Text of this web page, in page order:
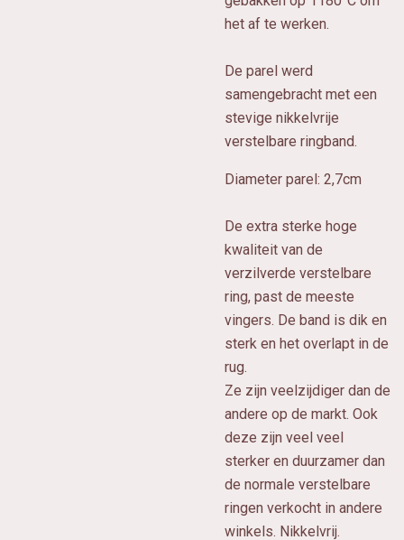
het af te werken.
De parel werd
samengebracht met een
stevige nikkelvrije
verstelbare ringband.
Diameter parel: 2,7cm
De extra sterke hoge
kwaliteit van de
verzilverde verstelbare
ring, past de meeste
vingers. De band is dik en
sterk en het overlapt in de
rug.
Ze zijn veelzijdiger dan de
andere op de markt. Ook
deze zijn veel veel
sterker en duurzamer dan
de normale verstelbare
ringen verkocht in andere
winkels. Nikkelvrij.